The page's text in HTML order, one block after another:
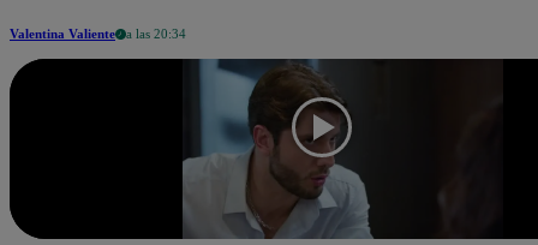
Valentina Valiente a las 20:34